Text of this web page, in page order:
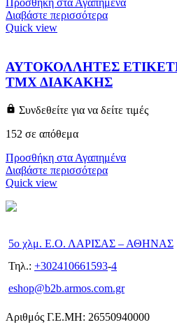
Διαβάστε περισσότερα
Quick view
ΑΥΤΟΚΟΛΛΗΤΕΣ
ΤΜΧ ΔΙΑΚΑΚΗΣ
Συνδεθείτε για να δείτε τιμές
152 σε απόθεμα
Προσθήκη στα Αγαπημένα
Διαβάστε περισσότερα
Quick view
5ο χλμ. Ε.Ο. ΛΑΡΙΣΑΣ – ΑΘΗΝΑΣ
Τηλ.: +302410661593-4
eshop@b2b.armos.com.gr
Αριθμός Γ.Ε.ΜΗ: 26550940000